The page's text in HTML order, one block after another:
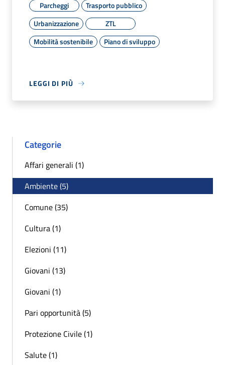
Parcheggi
Trasporto pubblico
Urbanizzazione
ZTL
Mobilità sostenibile
Piano di sviluppo
LEGGI DI PIÙ
Categorie
Affari generali (1)
Ambiente (5)
Comune (35)
Cultura (1)
Elezioni (11)
Giovani (13)
Giovani (1)
Pari opportunità (5)
Protezione Civile (1)
Salute (1)